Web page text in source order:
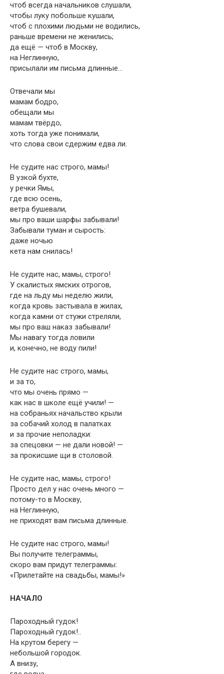
чтоб всегда начальников слушали,
чтобы луку побольше кушали,
чтоб с плохими людьми не водились,
раньше времени не женились;
да ещё — чтоб в Москву,
на Неглинную,
присылали им письма длинные…
Отвечали мы
мамам бодро,
обещали мы
мамам твёрдо,
хоть тогда уже понимали,
что слова свои сдержим едва ли.
Не судите нас строго, мамы!
В узкой бухте,
у речки Ямы,
где всю осень,
ветра бушевали,
мы про ваши шарфы забывали!
Забывали туман и сырость:
даже ночью
кета нам снилась!
Не судите нас, мамы, строго!
У скалистых ямских отрогов,
где на льду мы неделю жили,
когда кровь застывала в жилах,
когда камни от стужи стреляли,
мы про ваш наказ забывали!
Мы навагу тогда ловили
и, конечно, не воду пили!
Не судите нас строго, мамы,
и за то,
что мы очень прямо —
как нас в школе ещё учили! —
на собраньях начальство крыли
за собачий холод в палатках
и за прочие неполадки:
за спецовки — не дали новой! —
за прокисшие щи в столовой.
Не судите нас, мамы, строго!
Просто дел у нас очень много —
потому-то в Москву,
на Неглинную,
не приходят вам письма длинные.
Не судите нас строго, мамы!
Вы получите телеграммы,
скоро вам придут телеграммы:
«Прилетайте на свадьбы, мамы!»
НАЧАЛО
Пароходный гудок!
Пароходный гудок!..
На крутом берегу —
небольшой городок.
А внизу,